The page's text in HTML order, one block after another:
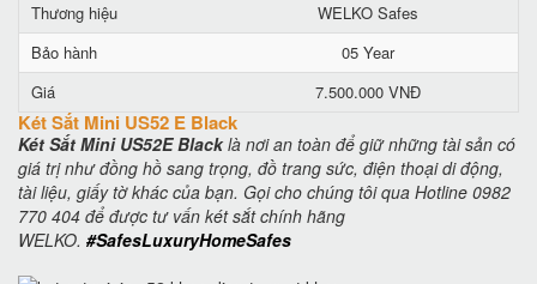
Thương hiệu
WELKO Safes
Bảo hành
05 Year
Giá
7.500.000 VNĐ
Két Sắt Mini US52 E Black
Két Sắt Mini US52E Blacklà nơi an toàn để giữ những tài sản có
giá trị như đồng hồ sang trọng, đồ trang sức, điện thoại di động,
tài liệu, giấy tờ khác của bạn. Gọi cho chúng tôi qua Hotline 0982
770 404 để được tư vấn két sắt chính hãng
WELKO. #SafesLuxuryHomeSafes